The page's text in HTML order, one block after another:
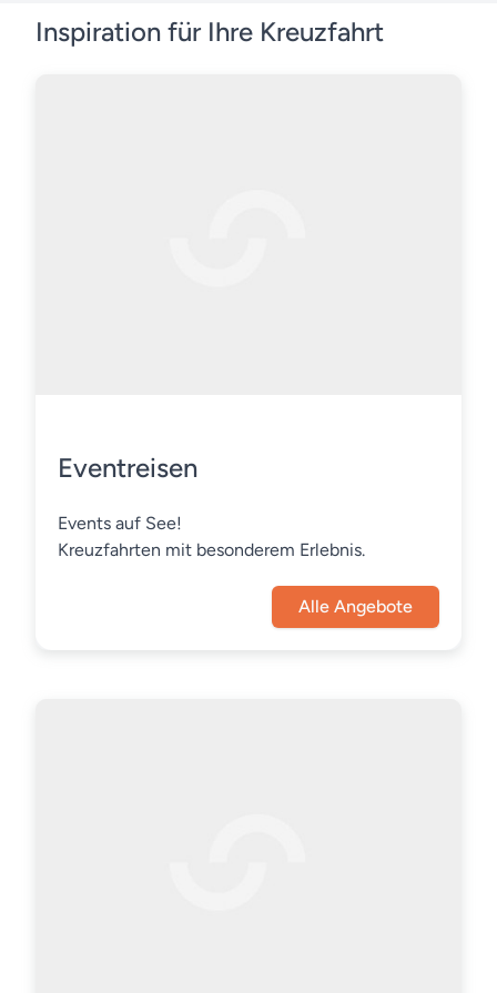
Inspiration für Ihre Kreuzfahrt
Eventreisen
Events auf See!
Kreuzfahrten mit besonderem Erlebnis.
Alle Angebote